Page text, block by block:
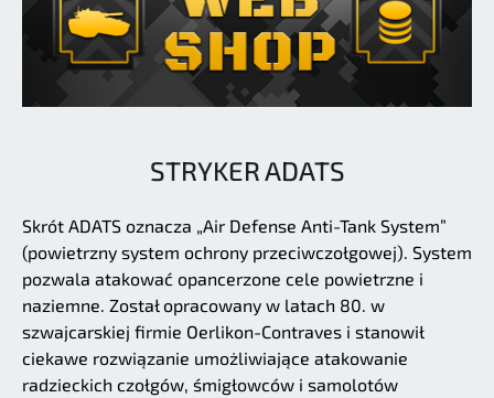
STRYKER ADATS
Skrót ADATS oznacza „Air Defense Anti-Tank System”
(powietrzny system ochrony przeciwczołgowej). System
pozwala atakować opancerzone cele powietrzne i
naziemne. Został opracowany w latach 80. w
szwajcarskiej firmie Oerlikon-Contraves i stanowił
ciekawe rozwiązanie umożliwiające atakowanie
radzieckich czołgów, śmigłowców i samolotów